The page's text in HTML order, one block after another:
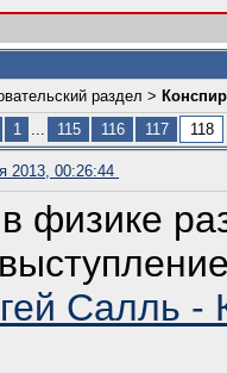
раздел >
1 ... 115 116 117 118
2013, 00:26:44
физике
Салль -